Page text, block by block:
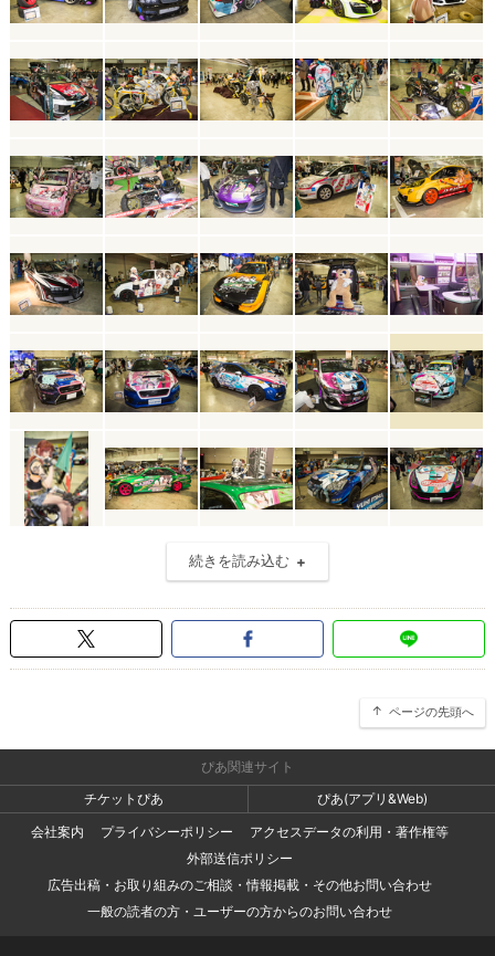
続きを読み込む
ページの先頭へ
ぴあ関連サイト
チケットぴあ
ぴあ(アプリ&Web)
会社案内
プライバシーポリシー
アクセスデータの利用・著作権等
外部送信ポリシー
広告出稿・お取り組みのご相談・情報掲載・その他お問い合わせ
一般の読者の方・ユーザーの方からのお問い合わせ